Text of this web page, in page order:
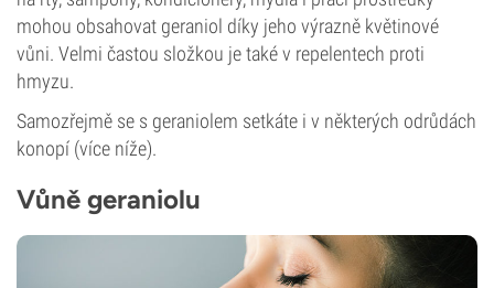
mohou obsahovat geraniol díky jeho výrazně květinové
vůni. Velmi častou složkou je také v repelentech proti
hmyzu.
Samozřejmě se s geraniolem setkáte i v některých odrůdách
konopí (více níže).
Vůně geraniolu